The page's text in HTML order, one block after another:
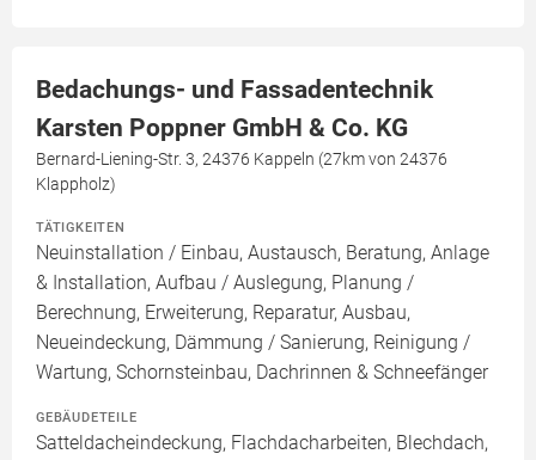
Bedachungs- und Fassadentechnik
Karsten Poppner GmbH & Co. KG
Bernard-Liening-Str. 3, 24376 Kappeln (27km von 24376
Klappholz)
TÄTIGKEITEN
Neuinstallation / Einbau, Austausch, Beratung, Anlage
& Installation, Aufbau / Auslegung, Planung /
Berechnung, Erweiterung, Reparatur, Ausbau,
Neueindeckung, Dämmung / Sanierung, Reinigung /
Wartung, Schornsteinbau, Dachrinnen & Schneefänger
GEBÄUDETEILE
Satteldacheindeckung, Flachdacharbeiten, Blechdach,